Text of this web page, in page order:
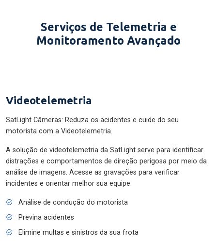
Serviços de Telemetria e
Monitoramento Avançado
Videotelemetria
SatLight Câmeras: Reduza os acidentes e cuide do seu
motorista com a Videotelemetria.
A solução de videotelemetria da SatLight serve para identificar
distrações e comportamentos de direção perigosa por meio da
análise de imagens. Acesse as gravações para verificar
incidentes e orientar melhor sua equipe.
Análise de condução do motorista
Previna acidentes
Elimine multas e sinistros da sua frota